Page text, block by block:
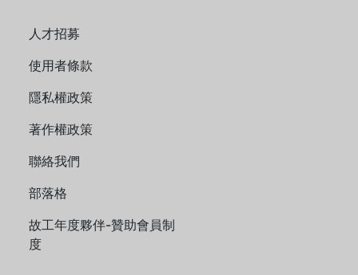
人才招募
使用者條款
隱私權政策
著作權政策
聯絡我們
部落格
故工年度夥伴-贊助會員制
度